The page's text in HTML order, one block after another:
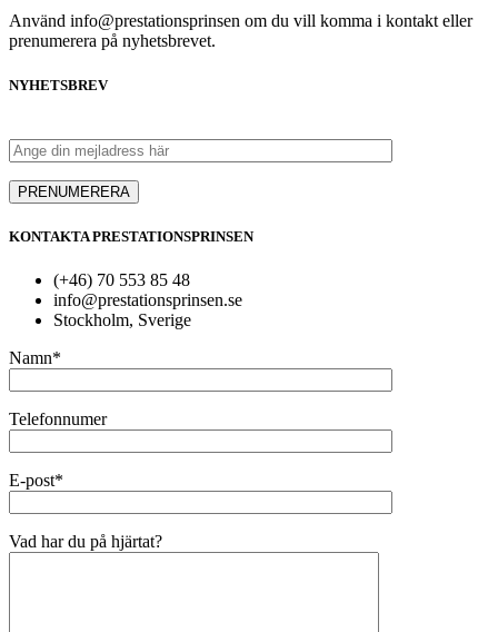
Använd info@prestationsprinsen om du vill komma i kontakt eller
prenumerera på nyhetsbrevet.
NYHETSBREV
KONTAKTA PRESTATIONSPRINSEN
(+46) 70 553 85 48
info@prestationsprinsen.se
Stockholm, Sverige
Namn*
Telefonnumer
E-post*
Vad har du på hjärtat?